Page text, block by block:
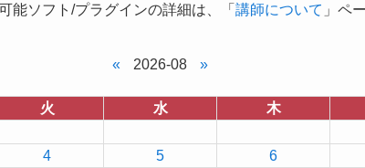
能ソフト/プラグインの詳細は、「 講師について 」ペ
« 2026-08 »
火 水 木
4 5 6